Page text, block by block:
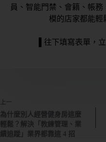
員、智能門禁、會籍、帳
模的店家都能輕
▌往下填寫表單，
上一
為什麼別人經營健身房這麼
輕鬆？解決「教練管理、業
績追蹤」業界都靠這 4 招